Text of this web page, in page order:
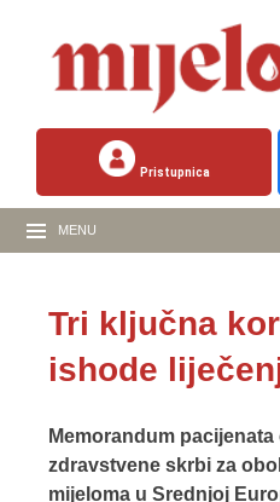
Pristupnica
MENU
Tri ključna
ishode
Memorandum
zdravstvene skrbi za
mijeloma u Srednjoj